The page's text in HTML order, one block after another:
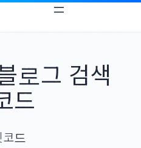
로그 검색
드
드